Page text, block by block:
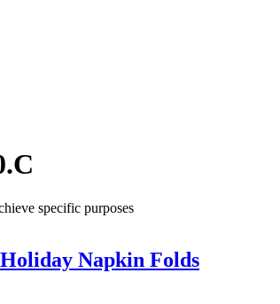
specific purposes
Napkin Folds